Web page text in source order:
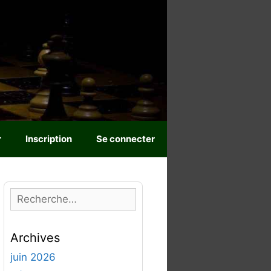
Inscription Se connecter
e
h
e
Archives
juin 2026